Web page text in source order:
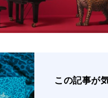
この記事が